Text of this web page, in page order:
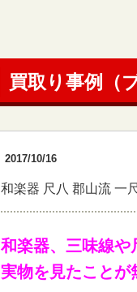
買取り事例（
2017/10/16
和楽器 尺八 郡山流 一
和楽器、三味線や
実物を見たことが